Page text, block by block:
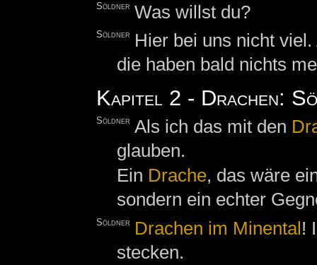
Söldner Was willst du?
Söldner
Hier bei uns nicht
die haben bald nichts
Kapitel 2 - Drachen:
Söldner Als ich das mit den
glauben.
Ein Drache, das wäre
sondern ein echter
Söldner Drachen im Minental!
stecken.